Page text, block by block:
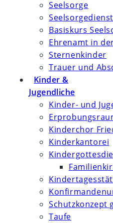
Seelsorge
Basiskurs
Ehrenamt in
Sternenkinder
Trauer und
Kinder &
Jugendliche
Kinder- und
Kinderchor
Kinderkantorei
Schutzkonzept
Taufe